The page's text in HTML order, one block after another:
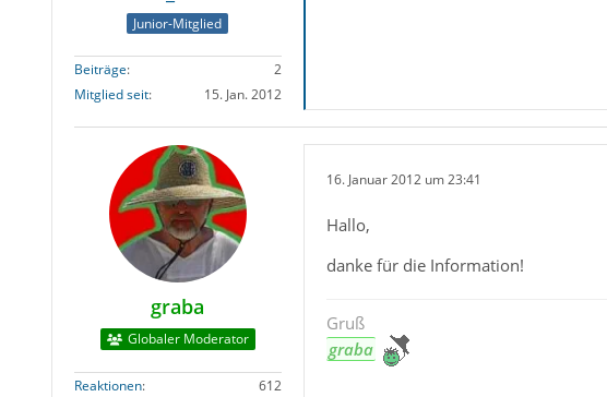
Junior-Mitglied
Beiträge
2
Mitglied seit
15. Jan. 2012
graba
Globaler Moderator
Reaktionen
612
16. Januar 2012 um 23:41
Hallo,
danke für die Information!
Gruß
graba